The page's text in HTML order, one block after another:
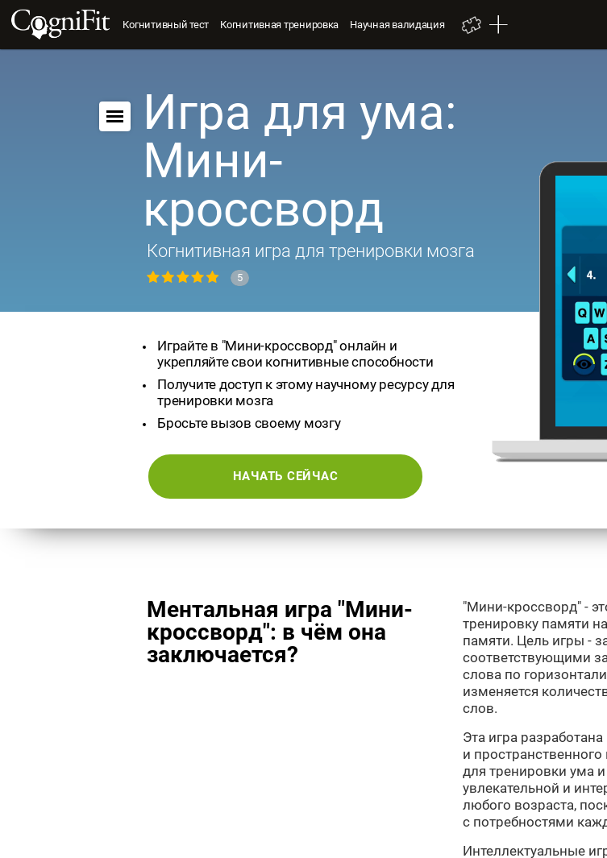
Когнитивный тест Когнитивная тренировка Научная валидация
Игра для ума:
Мини-
кроссворд
Когнитивная игра для тренировки мозга
5
Играйте в "Мини-кроссворд" онлайн и
укрепляйте свои когнитивные способности
Получите доступ к этому научному ресурсу для
тренировки мозга
Бросьте вызов своему мозгу
НАЧАТЬ СЕЙЧАС
Ментальная игра "Мини-
кроссворд": в чём она
заключается?
"Мини-кроссворд" -
тренировку памяти
памяти. Цель игры -
соответствующими
слова по
изменяется
слов.
Эта игра
и
для тренировки ума
увлекательной и
любого возраста,
с потребностями
Интеллектуальные